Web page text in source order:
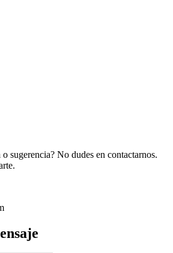
sugerencia? No dudes en contactarnos.